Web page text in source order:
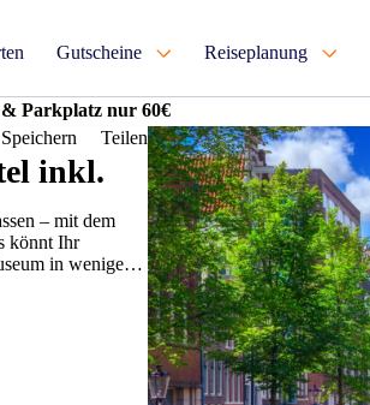
Gutscheine Reiseplanung
Parkplatz nur 60€
Speichern
Teilen
inkl.
– mit dem
könnt Ihr
in wenigen